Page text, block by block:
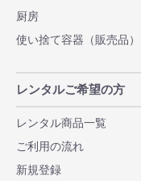
厨房
使い捨て容器（販売品）
レンタルご希望の方
レンタル商品一覧
ご利用の流れ
新規登録